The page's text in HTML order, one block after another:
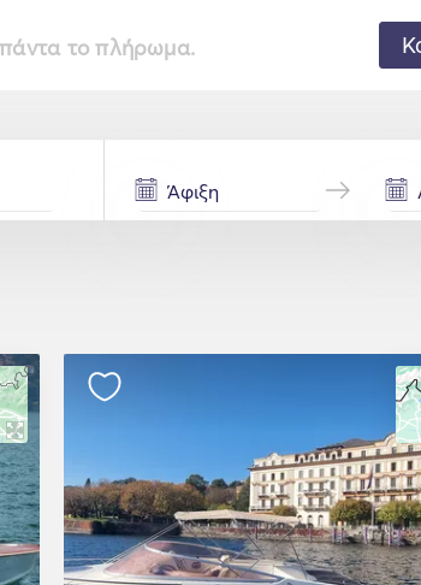
πάντα το πλήρωμα.